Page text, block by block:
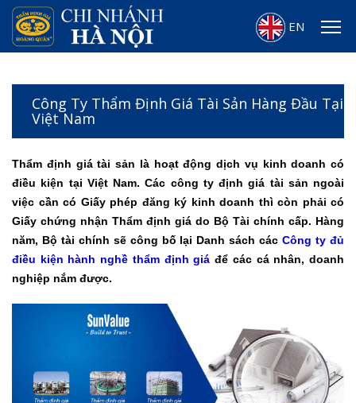
EN
Công Ty Thẩm Định Giá Tài Sản Hàng Đầu Tại
Việt Nam
Thẩm định giá tài sản là hoạt động dịch vụ kinh doanh có
điều kiện tại Việt Nam. Các công ty định giá tài sản ngoài
việc cần có Giấy phép đăng ký kinh doanh thì còn phải có
Giấy chứng nhận Thẩm định giá do Bộ Tài chính cấp. Hàng
năm, Bộ tài chính sẽ công bố lại Danh sách cácCông ty đủ
điều kiện hành nghề thẩm định giá để các cá nhân, doanh
nghiệp nắm được.